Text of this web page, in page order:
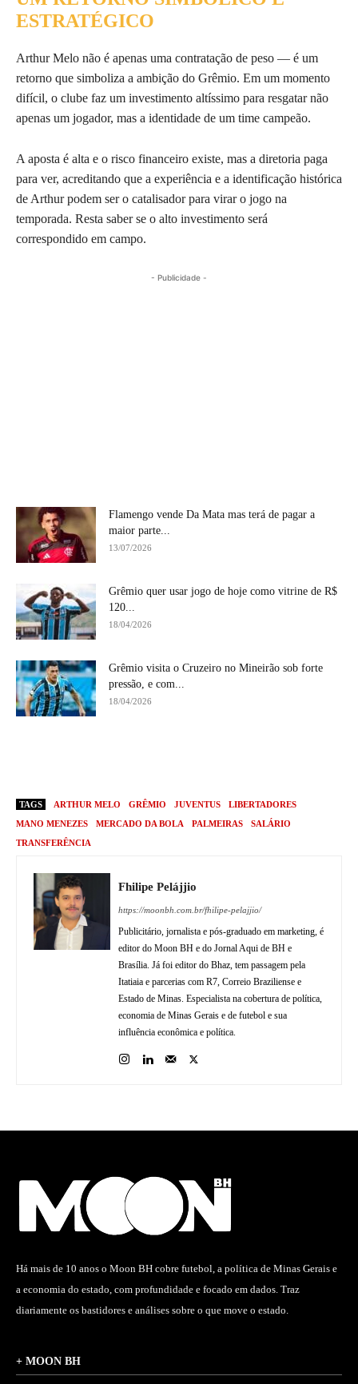
ESTRATÉGICO
Arthur Melo não é apenas uma contratação de peso — é um
retorno que simboliza a ambição do Grêmio. Em um momento
difícil, o clube faz um investimento altíssimo para resgatar não
apenas um jogador, mas a identidade de um time campeão.
A aposta é alta e o risco financeiro existe, mas a diretoria paga
para ver, acreditando que a experiência e a identificação histórica
de Arthur podem ser o catalisador para virar o jogo na
temporada. Resta saber se o alto investimento será
correspondido em campo.
- Publicidade -
Flamengo vende Da Mata mas terá de pagar a
maior parte...
13/07/2026
Grêmio quer usar jogo de hoje como vitrine de R$
120...
18/04/2026
Grêmio visita o Cruzeiro no Mineirão sob forte
pressão, e com...
18/04/2026
TAGS ARTHUR MELO GRÊMIO JUVENTUS
LIBERTADORES
MANO MENEZES
MERCADO DA BOLA PALMEIRAS
SALÁRIO
TRANSFERÊNCIA
Fhilipe Pelájjio
https://moonbh.com.br/fhilipe-pelajjio/
Publicitário, jornalista e pós-graduado em marketing, é
editor do Moon BH e do Jornal Aqui de BH e
Brasília. Já foi editor do Bhaz, tem passagem pela
Itatiaia e parcerias com R7, Correio Braziliense e
Estado de Minas. Especialista na cobertura de política,
economia de Minas Gerais e de futebol e sua
influência econômica e política.
Há mais de 10 anos o Moon BH cobre futebol, a política de Minas Gerais e
a economia do estado, com profundidade e focado em dados. Traz
diariamente os bastidores e análises sobre o que move o estado.
+ MOON BH